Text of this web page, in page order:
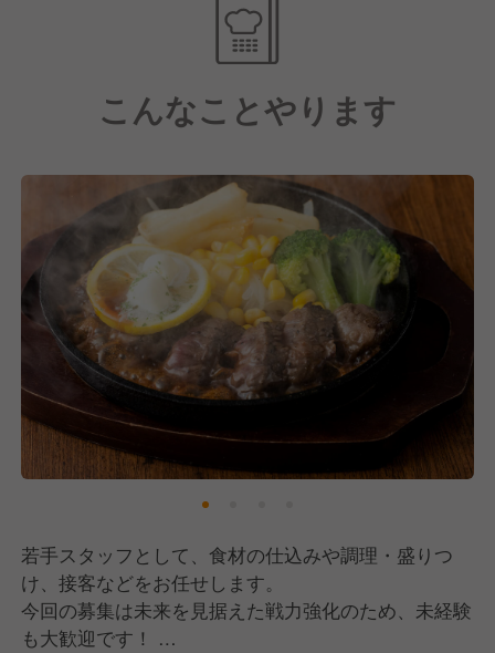
職人の味を「手作り」「出来立て」で提供することに
こだわりを持ち続けています。
質の良い国産鶏肉や豊洲から直送される鮮魚を使用
し、当店ならではの味が地元で長期にわたって愛され
ています！
■働く社員のために厚待遇！
また、「一生懸命頑張っている社員へ、相応の給料を
還元することは当然」という社長の考えから、福利厚
生が充実していて厚待遇で働けます！
そのため、給与水準は未経験でも28万円の下限設定
で、技能手当てもMAX5万円お出しします！もちろ
ん、キャリアアップもできる環境ですので、エリアマ
ネージャーなどの統括職になれれば月50万円以上も夢
じゃありません！
こんなことやります
若手スタッフとして、食材の仕込みや調理・盛りつ
け、接客などをお任せします。
今回の募集は未来を見据えた戦力強化のため、未経験
も大歓迎です！